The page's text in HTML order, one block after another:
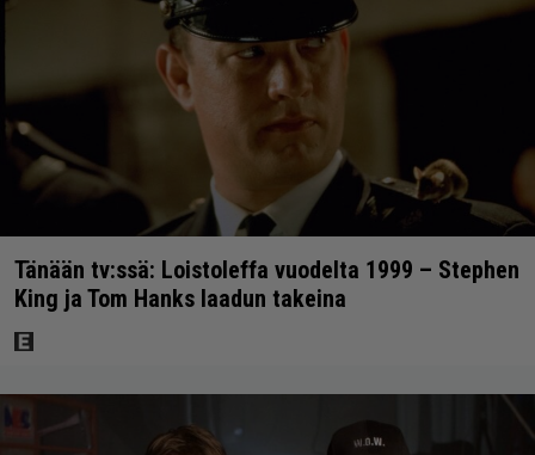
Tänään tv:ssä: Loistoleffa vuodelta 1999 – Stephen
King ja Tom Hanks laadun takeina